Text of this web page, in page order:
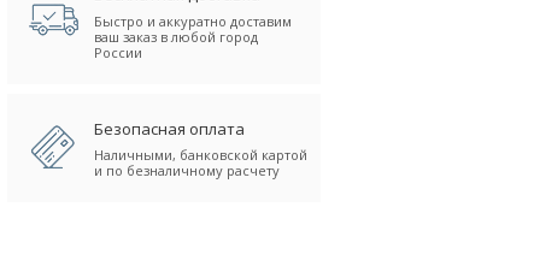
Быстро и аккуратно доставим
ваш заказ в любой город
России
Безопасная оплата
Наличными, банковской картой
и по безналичному расчету